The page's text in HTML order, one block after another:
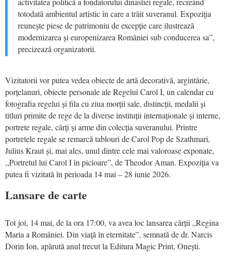
totodată ambientul artistic în care a trăit suveranul. Expoziţia
reunește piese de patrimoniu de excepție care ilustrează
modernizarea și europenizarea României sub conducerea sa”,
precizează organizatorii.
Vizitatorii vor putea vedea obiecte de artă decorativă, argintărie,
porțelanuri, obiecte personale ale Regelui Carol I, un calendar cu
fotografia regelui și fila cu ziua morții sale, distincții, medalii și
titluri primite de rege de la diverse instituții internaționale și interne,
portrete regale, cărți și arme din colecția suveranului. Printre
portretele regale se remarcă tablouri de Carol Pop de Szathmari,
Julius Kraut și, mai ales, unul dintre cele mai valoroase exponate,
,,Portretul lui Carol I în picioare”, de Theodor Aman. Expoziția va
putea fi vizitată în perioada 14 mai – 28 iunie 2026.
Lansare de carte
Tot joi, 14 mai, de la ora 17:00, va avea loc lansarea cărții „Regina
Maria a României. Din viață în eternitate”, semnată de dr. Narcis
Dorin Ion, apărută anul trecut la Editura Magic Print, Onești.